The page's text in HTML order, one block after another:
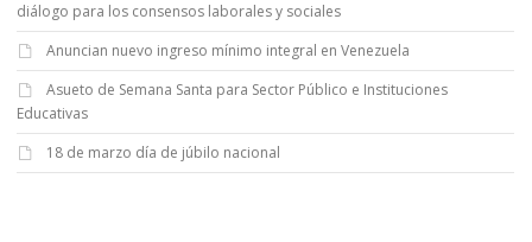
diálogo para los consensos laborales y sociales
Anuncian nuevo ingreso mínimo integral en Venezuela
Asueto de Semana Santa para Sector Público e Instituciones
Educativas
18 de marzo día de júbilo nacional